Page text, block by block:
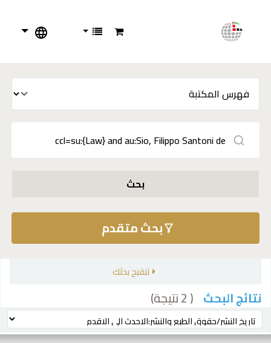
بحث
بحث متقدم
تنقيح بحثك
نتائج البحث ( 2 نتيجة)
ترتيب بواسطة: